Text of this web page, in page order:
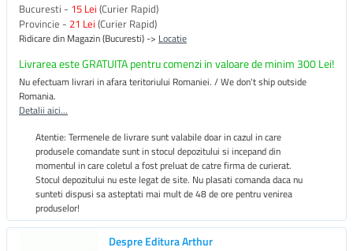
Bucuresti - 15 Lei (Curier Rapid)
Provincie - 21 Lei (Curier Rapid)
Ridicare din Magazin (Bucuresti) -> Locatie
Livrarea este GRATUITA pentru comenzi in valoare de minim 300 Lei!
Nu efectuam livrari in afara teritoriului Romaniei. / We don't ship outside
Romania.
Detalii aici...
Atentie: Termenele de livrare sunt valabile doar in cazul in care
produsele comandate sunt in stocul depozitului si incepand din
momentul in care coletul a fost preluat de catre firma de curierat.
Stocul depozitului nu este legat de site. Nu plasati comanda daca nu
sunteti dispusi sa asteptati mai mult de 48 de ore pentru venirea
produselor!
Despre Editura Arthur